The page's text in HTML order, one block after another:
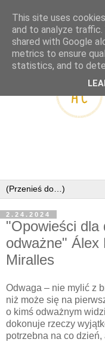
2.24.2024
"Opowieści dla
odważne" Álex
Miralles
Odwaga – nie mylić z
niż może się na
o kimś odważnym
dokonuje rzeczy
potrzebna na co
This site uses
and to analyze traffic.
shared with Google
metrics to ensure
statistics, and to